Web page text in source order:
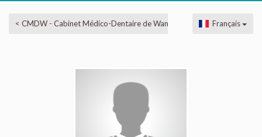
< CMDW - Cabinet Médico-Dentaire de Wandre Français